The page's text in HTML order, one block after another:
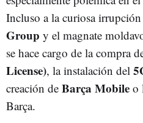
Incluso a la curiosa
Group y el magnate
se hace cargo de la compra
License), la instalación del
creación de Barça Mobile o
Barça.